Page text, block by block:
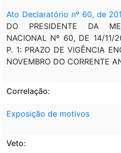
Ato Declaratório nº 60, de
DO PRESIDENTE DA
NACIONAL Nº 60, DE 14/11/
P. 1: PRAZO DE VIGÊNCIA
NOVEMBRO DO CORRENTE
Correlação:
Exposição de motivos
Veto: